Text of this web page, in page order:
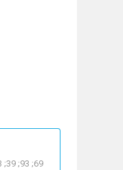
;93 ;69